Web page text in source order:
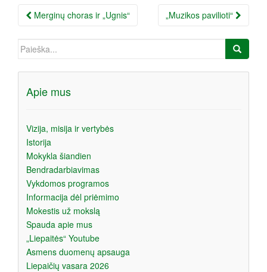
Įrašo
Merginų choras ir „Ugnis“ „Muzikos pavilioti“
Ieškoti:
Apie mus
Vizija, misija ir vertybės
Istorija
Mokykla šiandien
Bendradarbiavimas
Vykdomos programos
Informacija dėl priėmimo
Mokestis už mokslą
Spauda apie mus
„Liepaitės“ Youtube
Asmens duomenų apsauga
Liepaičių vasara 2026